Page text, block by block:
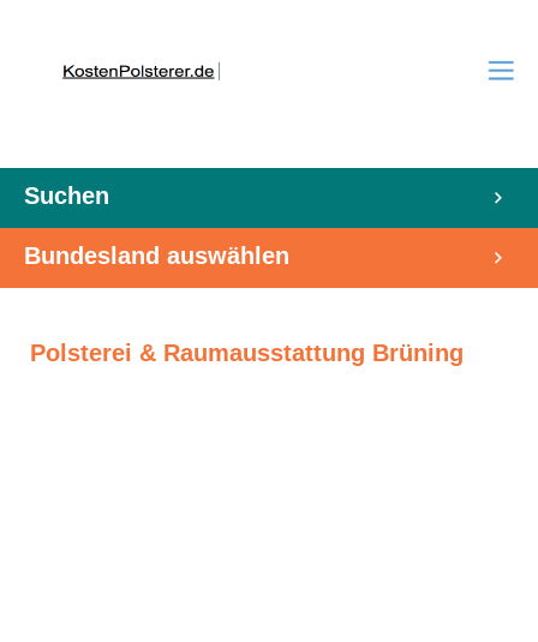
Suchen
Bundesland auswählen
Polsterei & Raumausstattung Brüning